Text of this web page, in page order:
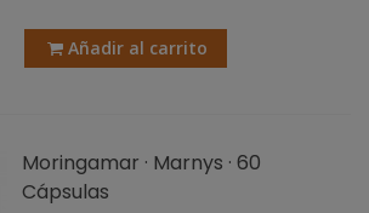
Añadir al carrito
Moringamar · Marnys · 60
Cápsulas